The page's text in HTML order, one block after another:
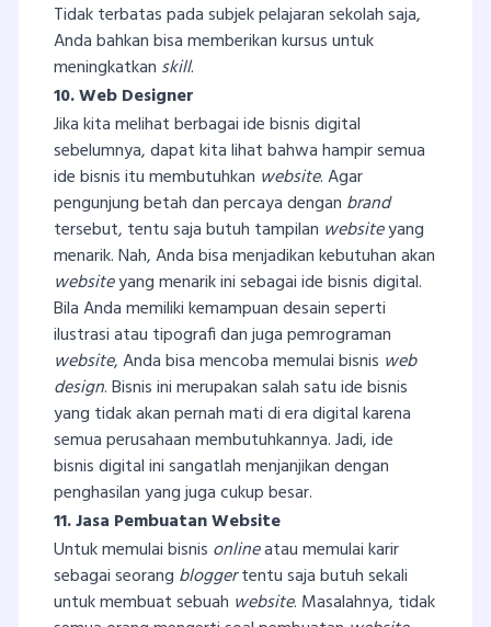
Tidak terbatas pada subjek pelajaran sekolah saja,
Anda bahkan bisa memberikan kursus untuk
meningkatkan skill.
10. Web Designer
Jika kita melihat berbagai ide bisnis digital
sebelumnya, dapat kita lihat bahwa hampir semua
ide bisnis itu membutuhkan website. Agar
pengunjung betah dan percaya dengan brand
tersebut, tentu saja butuh tampilan websiteyang
menarik. Nah, Anda bisa menjadikan kebutuhan akan
websiteyang menarik ini sebagai ide bisnis digital.
Bila Anda memiliki kemampuan desain seperti
ilustrasi atau tipografi dan juga pemrograman
website, Anda bisa mencoba memulai bisnis web
design. Bisnis ini merupakan salah satu ide bisnis
yang tidak akan pernah mati di era digital karena
semua perusahaan membutuhkannya. Jadi, ide
bisnis digital ini sangatlah menjanjikan dengan
penghasilan yang juga cukup besar.
11. Jasa Pembuatan Website
Untuk memulai bisnis onlineatau memulai karir
sebagai seorang bloggertentu saja butuh sekali
untuk membuat sebuah website. Masalahnya, tidak